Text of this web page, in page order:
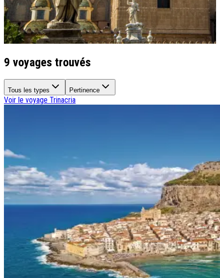
Contactez-nous
Satisfaction client
Rejoignez-nous
9 voyages trouvés
Tous les types Pertinence
Voir le voyage Trinacria